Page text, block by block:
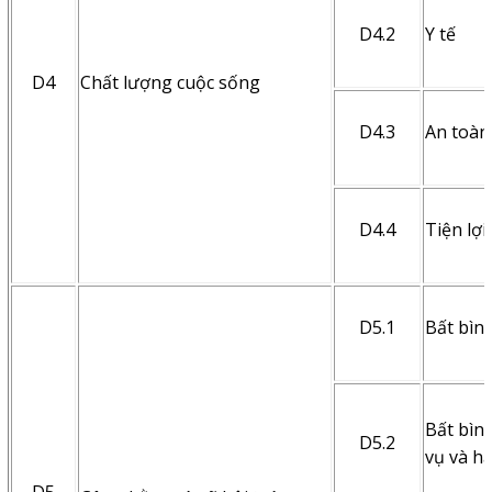
D4 Chất lượng cuộc sống
D4.2 Y tế
D4.3 An
D4.4 Tiện lợi
D5.1 Bất
D5.2
Bất
vụ và